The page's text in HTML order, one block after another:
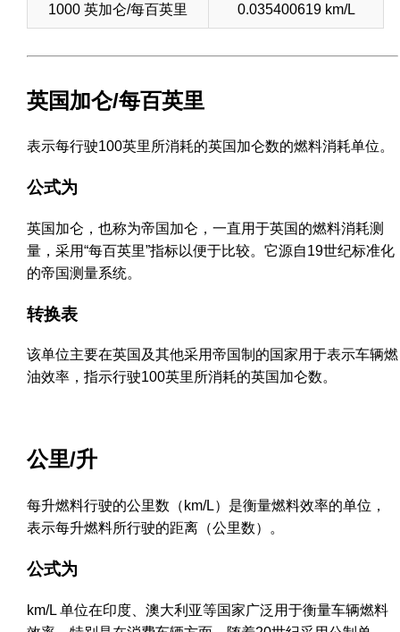
1000 英加仑/每百英里 0.035400619 km/L
英国加仑/每百英里
表示每行驶100英里所消耗的英国加仑数的燃料消耗单位。
公式为
英国加仑，也称为帝国加仑，一直用于英国的燃料消耗测
量，采用“每百英里”指标以便于比较。它源自19世纪标准化
的帝国测量系统。
转换表
该单位主要在英国及其他采用帝国制的国家用于表示车辆燃
油效率，指示行驶100英里所消耗的英国加仑数。
公里/升
每升燃料行驶的公里数（km/L）是衡量燃料效率的单位，
表示每升燃料所行驶的距离（公里数）。
公式为
km/L 单位在印度、澳大利亚等国家广泛用于衡量车辆燃料